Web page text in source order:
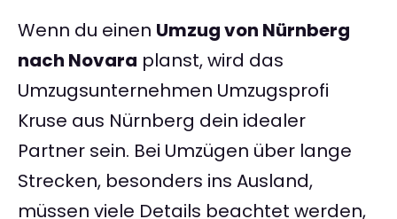
Wenn du einen Umzug von Nürnberg
nach Novara planst, wird das
Umzugsunternehmen Umzugsprofi
Kruse aus Nürnberg dein idealer
Partner sein. Bei Umzügen über lange
Strecken, besonders ins Ausland,
müssen viele Details beachtet werden,